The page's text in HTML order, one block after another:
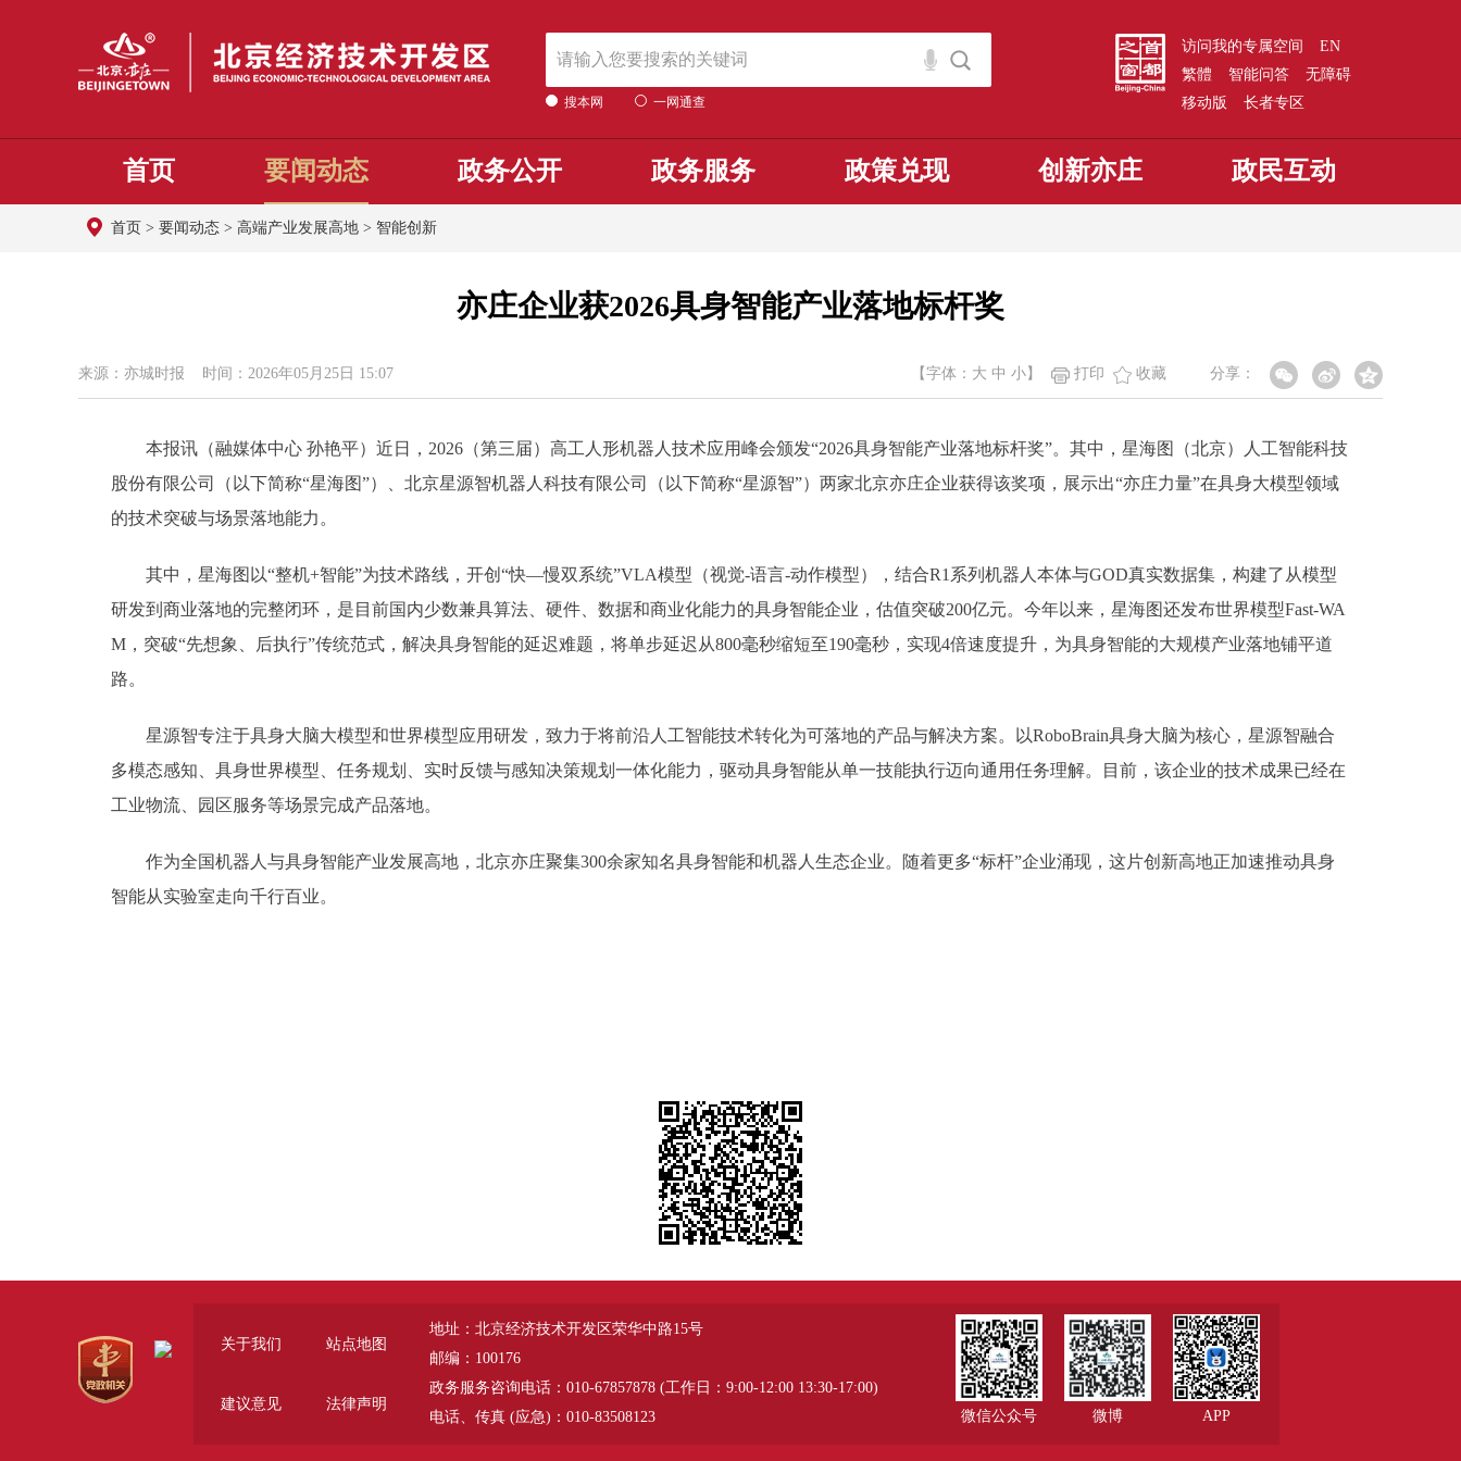
搜本网 一网通查
访问我的专属空间
EN
繁體
智能问答
无障碍
移动版
长者专区
首页 要闻动态 政务公开 政务服务 政策兑现 创新亦庄 政民互动
首页 > 要闻动态 > 高端产业发展高地 > 智能创新
亦庄企业获2026具身智能产业落地标杆奖
来源：亦城时报 时间：2026年05月25日 15:07 分享：
【字体： 大 中 小 】 打印 收藏
本报讯（融媒体中心 孙艳平）近日，2026（第三届）高工人形机器人技术应用峰会颁发“2026具身智能产业落地标杆奖”。其中，星海图（北京）人工智能科技
股份有限公司（以下简称“星海图”）、北京星源智机器人科技有限公司（以下简称“星源智”）两家北京亦庄企业获得该奖项，展示出“亦庄力量”在具身大模型领域
的技术突破与场景落地能力。
其中，星海图以“整机+智能”为技术路线，开创“快—慢双系统”VLA模型（视觉-语言-动作模型），结合R1系列机器人本体与GOD真实数据集，构建了从模型
研发到商业落地的完整闭环，是目前国内少数兼具算法、硬件、数据和商业化能力的具身智能企业，估值突破200亿元。今年以来，星海图还发布世界模型Fast-WA
M，突破“先想象、后执行”传统范式，解决具身智能的延迟难题，将单步延迟从800毫秒缩短至190毫秒，实现4倍速度提升，为具身智能的大规模产业落地铺平道
路。
星源智专注于具身大脑大模型和世界模型应用研发，致力于将前沿人工智能技术转化为可落地的产品与解决方案。以RoboBrain具身大脑为核心，星源智融合
多模态感知、具身世界模型、任务规划、实时反馈与感知决策规划一体化能力，驱动具身智能从单一技能执行迈向通用任务理解。目前，该企业的技术成果已经在
工业物流、园区服务等场景完成产品落地。
作为全国机器人与具身智能产业发展高地，北京亦庄聚集300余家知名具身智能和机器人生态企业。随着更多“标杆”企业涌现，这片创新高地正加速推动具身
智能从实验室走向千行百业。
关于我们 站点地图
建议意见 法律声明
地址：北京经济技术开发区荣华中路15号
邮编：100176
政务服务咨询电话：010-67857878 (工作日：9:00-12:00 13:30-17:00)
电话、传真 (应急)：010-83508123
微信公众号 微博 APP